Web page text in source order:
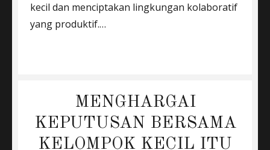
kecil dan menciptakan lingkungan kolaboratif
yang produktif.…
MENGHARGAI
KEPUTUSAN BERSAMA
KELOMPOK KECIL ITU